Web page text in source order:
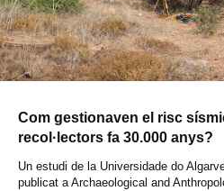
Com gestionaven el risc
recol·lectors fa 30.000 anys?
Un estudi de la Universidade do
publicat a Archaeological and